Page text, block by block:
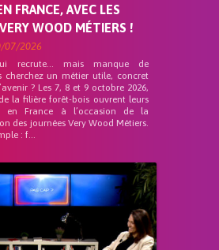
FRANCE, AVEC LES
WOOD MÉTIERS !
07/2026
recrute… mais manque de
cherchez un métier utile, concret
? Les 7, 8 et 9 octobre 2026,
la filière forêt-bois ouvrent leurs
en France à l’occasion de la
des journées Very Wood Métiers.
: f...